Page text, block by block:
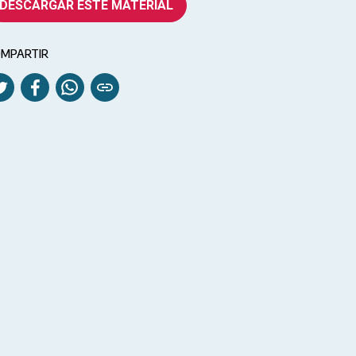
DESCARGAR ESTE MATERIAL